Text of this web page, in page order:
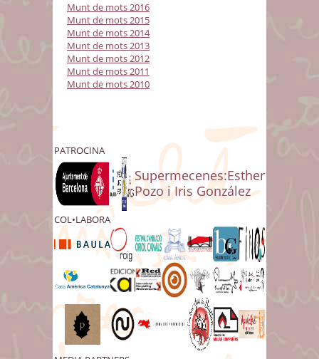
Munt de mots 2016
Munt de mots 2015
Munt de mots 2014
Munt de mots 2013
Munt de mots 2012
Munt de mots 2011
Munt de mots 2010
PATROCINA
Supermecenes:Esther
Pozo i Iris González
COL•LABORA